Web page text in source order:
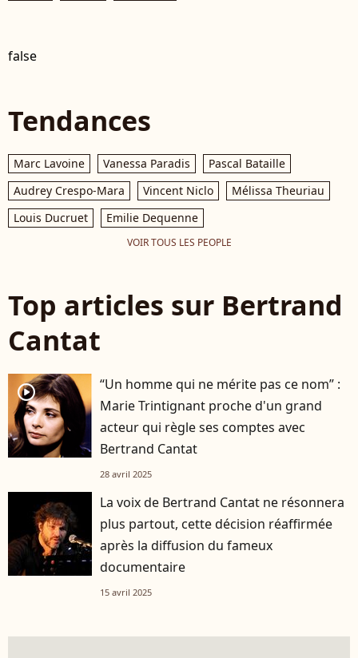
false
Tendances
Marc Lavoine Vanessa Paradis
Pascal Bataille
Audrey Crespo-Mara
Vincent Niclo
Mélissa Theuriau
Louis Ducruet
Emilie Dequenne
VOIR TOUS LES PEOPLE
Top articles sur Bertrand
Cantat
player2
“Un homme qui ne mérite pas ce nom” :
Marie Trintignant proche d'un grand
acteur qui règle ses comptes avec
Bertrand Cantat
28 avril 2025
La voix de Bertrand Cantat ne résonnera
plus partout, cette décision réaffirmée
après la diffusion du fameux
documentaire
15 avril 2025